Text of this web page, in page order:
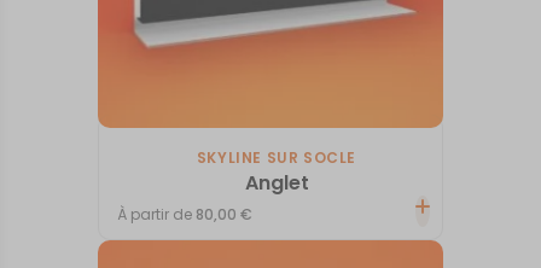
SKYLINE SUR SOCLE
Anglet
À partir de 80,00€